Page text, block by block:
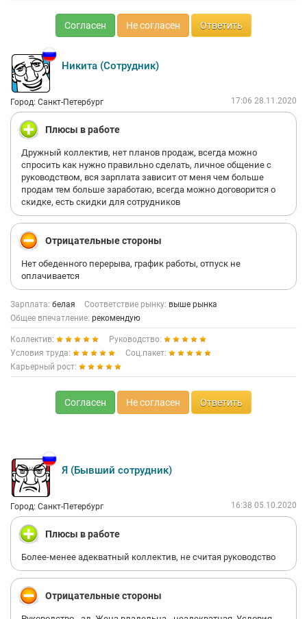
Согласен Не согласен Ответить
Никита (Сотрудник)
Город: Санкт-Петербург 17:06 28.11.2020
Плюсы в работе
Дружный коллектив, нет планов продаж, всегда можно
спросить как нужно правильно сделать, личное общение с
руководством, вся зарплата зависит от меня чем больше
продам тем больше заработаю, всегда можно договорится о
скидке, есть скидки для сотрудников
Отрицательные стороны
Нет обеденного перерыва, график работы, отпуск не
оплачивается
Зарплата: белая Соответствие рынку: выше рынка
Общее впечатление: рекомендую
Коллектив:
Руководство:
Условия труда:
Соц.пакет:
Карьерный рост:
Согласен Не согласен Ответить
Я (Бывший сотрудник)
Город: Санкт-Петербург 16:38 05.10.2020
Плюсы в работе
Более-менее адекватный коллектив, не считая руководство
Отрицательные стороны